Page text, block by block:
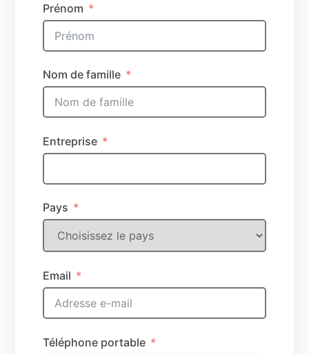
Prénom
Nom de famille
Entreprise
Pays
Email
Téléphone portable